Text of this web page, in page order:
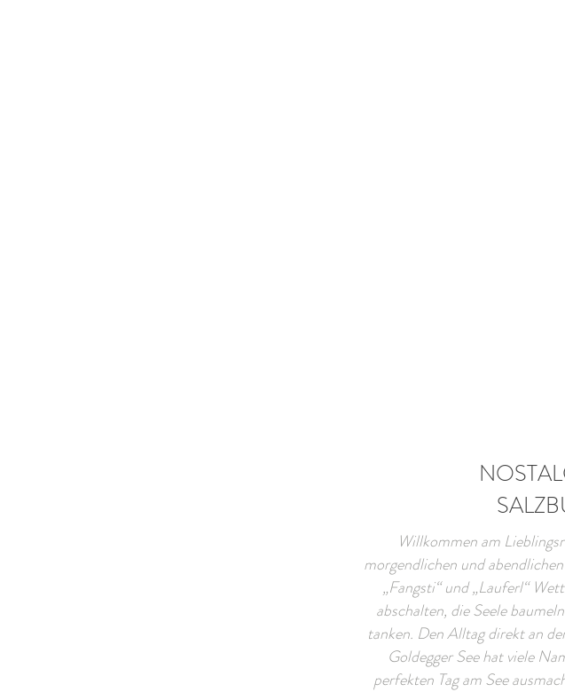
Willkommen am
morgendlichen und
„Fangsti“ und „Lauferl“
abschalten, die Seele
tanken. Den Alltag direkt an
Goldegger See hat viele
perfekten Tag am See